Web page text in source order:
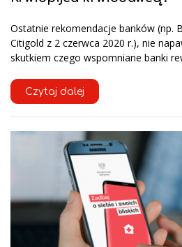
Ostatnie rekomendacje banków (np.
Citigold z 2 czerwca 2020 r.), nie
skutkiem czego wspomniane banki
Czytaj dalej